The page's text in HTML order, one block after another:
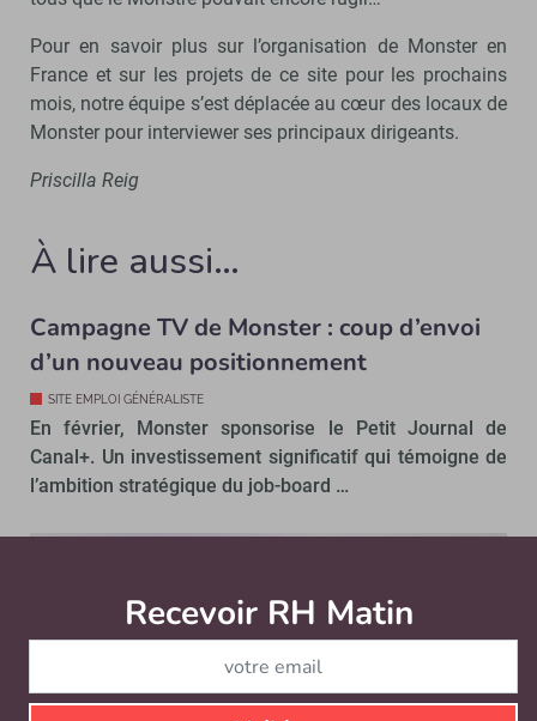
Pour en savoir plus sur l’organisation de Monster en
France et sur les projets de ce site pour les prochains
mois, notre équipe s’est déplacée au cœur des locaux de
Monster pour interviewer ses principaux dirigeants.
Priscilla Reig
À lire aussi…
Campagne TV de Monster : coup d’envoi
d’un nouveau positionnement
SITE EMPLOI GÉNÉRALISTE
En février, Monster sponsorise le Petit Journal de
Canal+. Un investissement significatif qui témoigne de
l’ambition stratégique du job-board …
Recevoir RH Matin